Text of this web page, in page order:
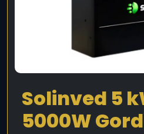
Solinved 5
5000W